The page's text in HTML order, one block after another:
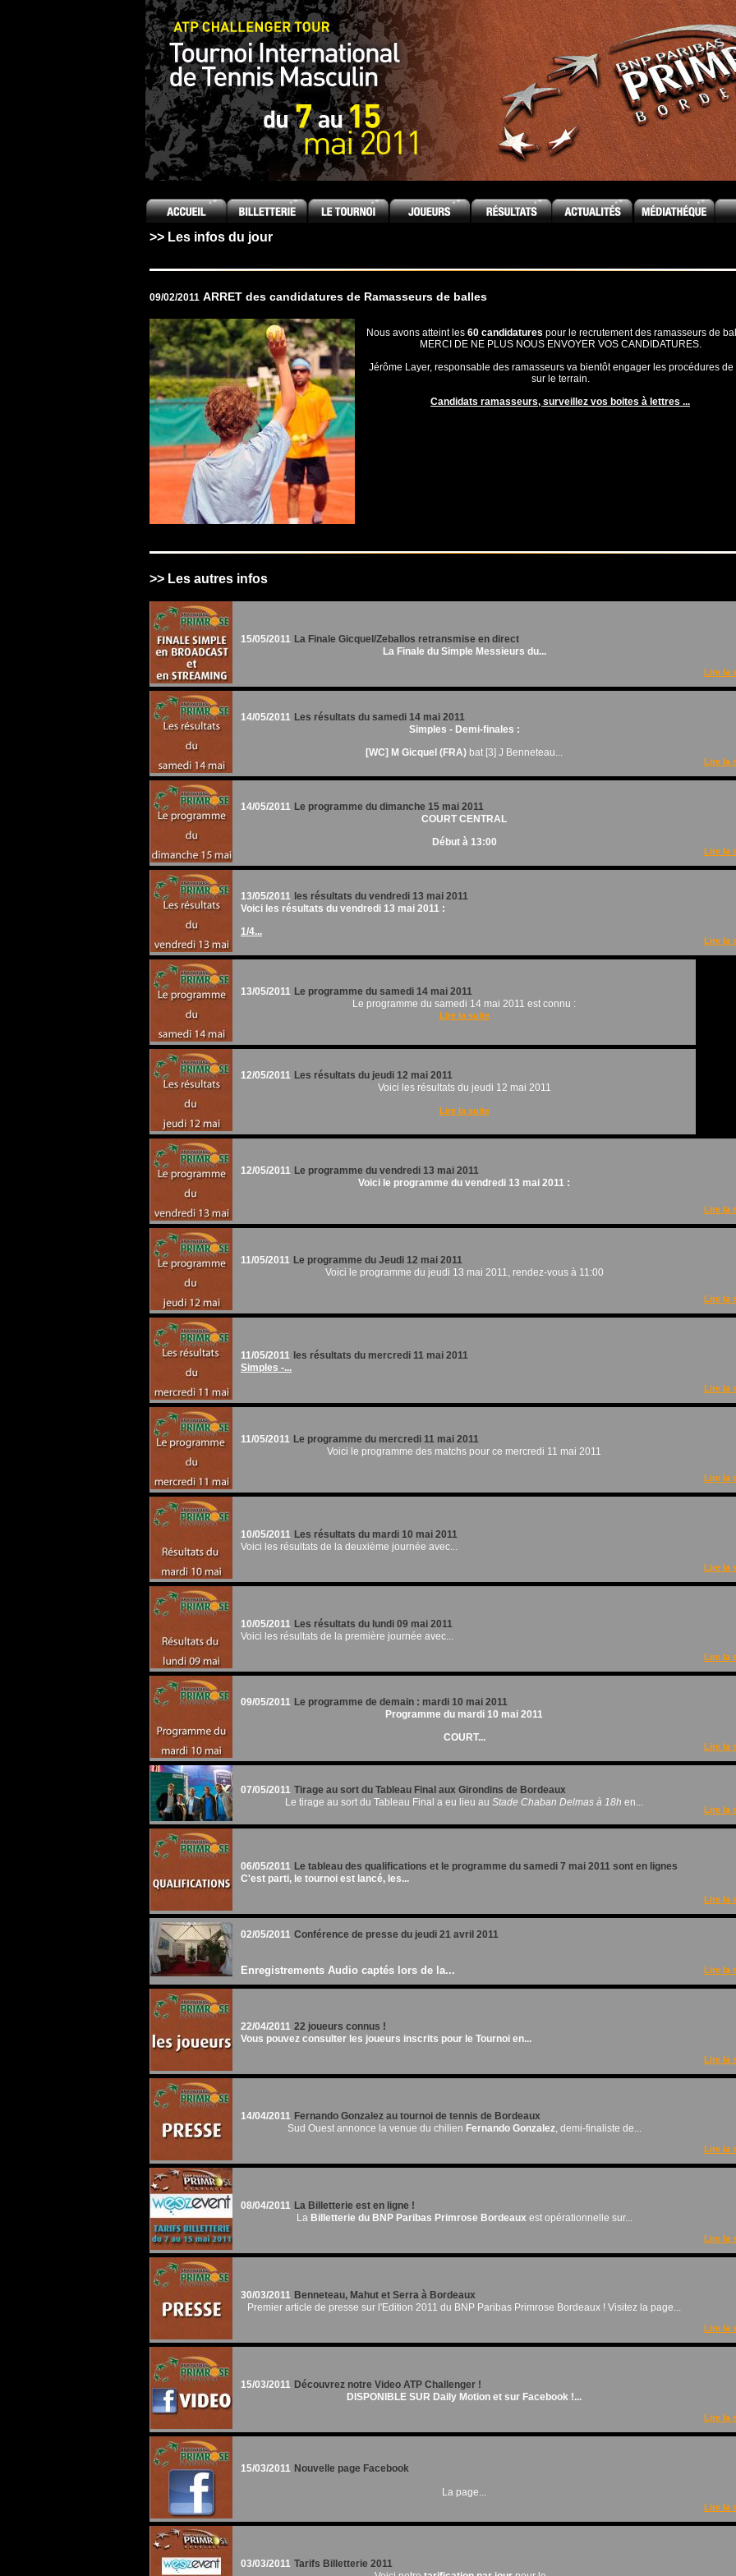
>> Les infos du jour
09/02/2011 ARRET des candidatures de Ramasseurs de balles
Nous avons atteint les 60 candidatures pour le recrutement des ramasseurs de
MERCI DE NE PLUS NOUS ENVOYER VOS CANDIDATURES.
Jérôme Layer, responsable des ramasseurs va bientôt engager les procédures de
sur le terrain.
Candidats ramasseurs, surveillez vos boites à lettres ...
>> Les autres infos
15/05/2011 La Finale Gicquel/Zeballos retransmise en direct
La Finale du Simple Messieurs du...
Lire la
14/05/2011 Les résultats du samedi 14 mai 2011
Simples - Demi-finales :
[WC] M Gicquel (FRA) bat [3] J Benneteau...
Lire la
14/05/2011 Le programme du dimanche 15 mai 2011
COURT CENTRAL
Début à 13:00
Lire la
13/05/2011 les résultats du vendredi 13 mai 2011
Voici les résultats du vendredi 13 mai 2011 :
1/4...
Lire la
13/05/2011 Le programme du samedi 14 mai 2011
Le programme du samedi 14 mai 2011 est connu :
Lire la suite
12/05/2011 Les résultats du jeudi 12 mai 2011
Voici les résultats du jeudi 12 mai 2011
Lire la suite
12/05/2011 Le programme du vendredi 13 mai 2011
Voici le programme du vendredi 13 mai 2011 :
Lire la
11/05/2011 Le programme du Jeudi 12 mai 2011
Voici le programme du jeudi 13 mai 2011, rendez-vous à 11:00
Lire la
11/05/2011 les résultats du mercredi 11 mai 2011
Simples -...
Lire la
11/05/2011 Le programme du mercredi 11 mai 2011
Voici le programme des matchs pour ce mercredi 11 mai 2011
Lire la
10/05/2011 Les résultats du mardi 10 mai 2011
Voici les résultats de la deuxième journée avec...
Lire la
10/05/2011 Les résultats du lundi 09 mai 2011
Voici les résultats de la première journée avec...
Lire la
09/05/2011 Le programme de demain : mardi 10 mai 2011
Programme du mardi 10 mai 2011
COURT...
Lire la
07/05/2011 Tirage au sort du Tableau Final aux Girondins de Bordeaux
Le tirage au sort du Tableau Final a eu lieu au Stade Chaban Delmas à 18h en...
Lire la
06/05/2011 Le tableau des qualifications et le programme du samedi 7 mai 2011 sont en lignes
C'est parti, le tournoi est lancé, les...
Lire la
02/05/2011 Conférence de presse du jeudi 21 avril 2011
Enregistrements Audio captés lors de la... Lire la
22/04/2011 22 joueurs connus !
Vous pouvez consulter les joueurs inscrits pour le Tournoi en...
Lire la
14/04/2011 Fernando Gonzalez au tournoi de tennis de Bordeaux
Sud Ouest annonce la venue du chilien Fernando Gonzalez, demi-finaliste de...
Lire la
08/04/2011 La Billetterie est en ligne !
La Billetterie du BNP Paribas Primrose Bordeauxest opérationnelle sur...
Lire la
30/03/2011 Benneteau, Mahut et Serra à Bordeaux
Premier article de presse sur l'Edition 2011 du BNP Paribas Primrose Bordeaux ! Visitez la page...
Lire la
15/03/2011 Découvrez notre Video ATP Challenger !
DISPONIBLE SUR Daily Motion et sur Facebook !...
Lire la
15/03/2011 Nouvelle page Facebook
La page...
Lire la
03/03/2011 Tarifs Billetterie 2011